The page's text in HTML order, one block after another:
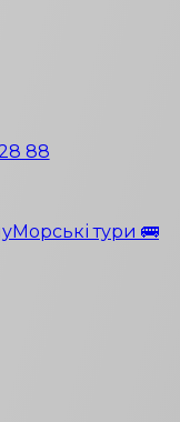
88
Морські тури 🚌